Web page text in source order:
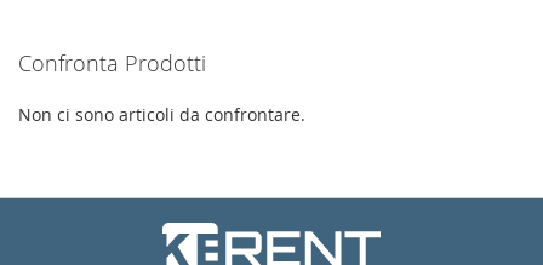
Confronta Prodotti
Non ci sono articoli da confrontare.